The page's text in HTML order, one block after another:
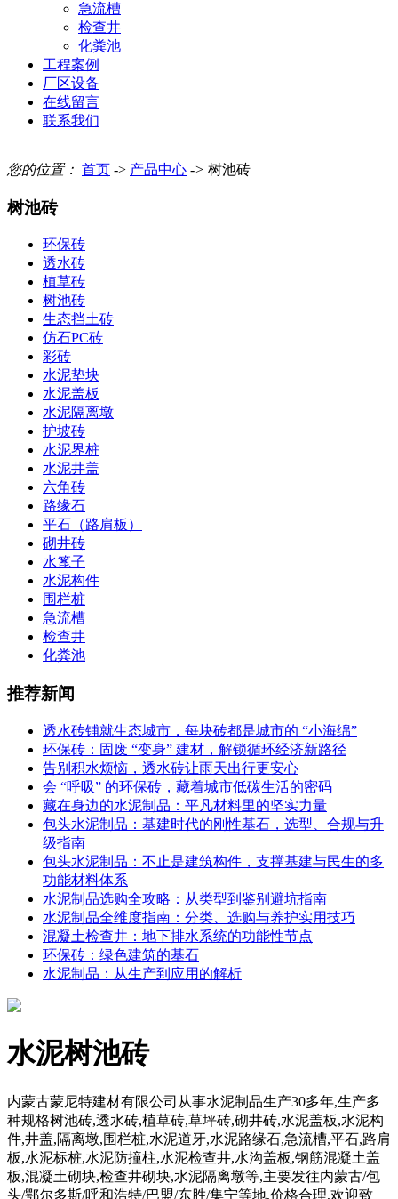
急流槽
检查井
化粪池
工程案例
厂区设备
在线留言
联系我们
您的位置： 首页 -> 产品中心 -> 树池砖
树池砖
环保砖
透水砖
植草砖
树池砖
生态挡土砖
仿石PC砖
彩砖
水泥垫块
水泥盖板
水泥隔离墩
护坡砖
水泥界桩
水泥井盖
六角砖
路缘石
平石（路肩板）
砌井砖
水篦子
水泥构件
围栏桩
急流槽
检查井
化粪池
推荐新闻
透水砖铺就生态城市，每块砖都是城市的 “小海绵”
环保砖：固废 “变身” 建材，解锁循环经济新路径
告别积水烦恼，透水砖让雨天出行更安心
会 “呼吸” 的环保砖，藏着城市低碳生活的密码
藏在身边的水泥制品：平凡材料里的坚实力量
包头水泥制品：基建时代的刚性基石，选型、合规与升
级指南
包头水泥制品：不止是建筑构件，支撑基建与民生的多
功能材料体系
水泥制品选购全攻略：从类型到鉴别避坑指南
水泥制品全维度指南：分类、选购与养护实用技巧
混凝土检查井：地下排水系统的功能性节点
环保砖：绿色建筑的基石
水泥制品：从生产到应用的解析
水泥树池砖
内蒙古蒙尼特建材有限公司从事水泥制品生产30多年,生产多
种规格树池砖,透水砖,植草砖,草坪砖,砌井砖,水泥盖板,水泥构
件,井盖,隔离墩,围栏桩,水泥道牙,水泥路缘石,急流槽,平石,路肩
板,水泥标桩,水泥防撞柱,水泥检查井,水沟盖板,钢筋混凝土盖
板,混凝土砌块,检查井砌块,水泥隔离墩等,主要发往内蒙古/包
头/鄂尔多斯/呼和浩特/巴盟/东胜/集宁等地,价格合理,欢迎致